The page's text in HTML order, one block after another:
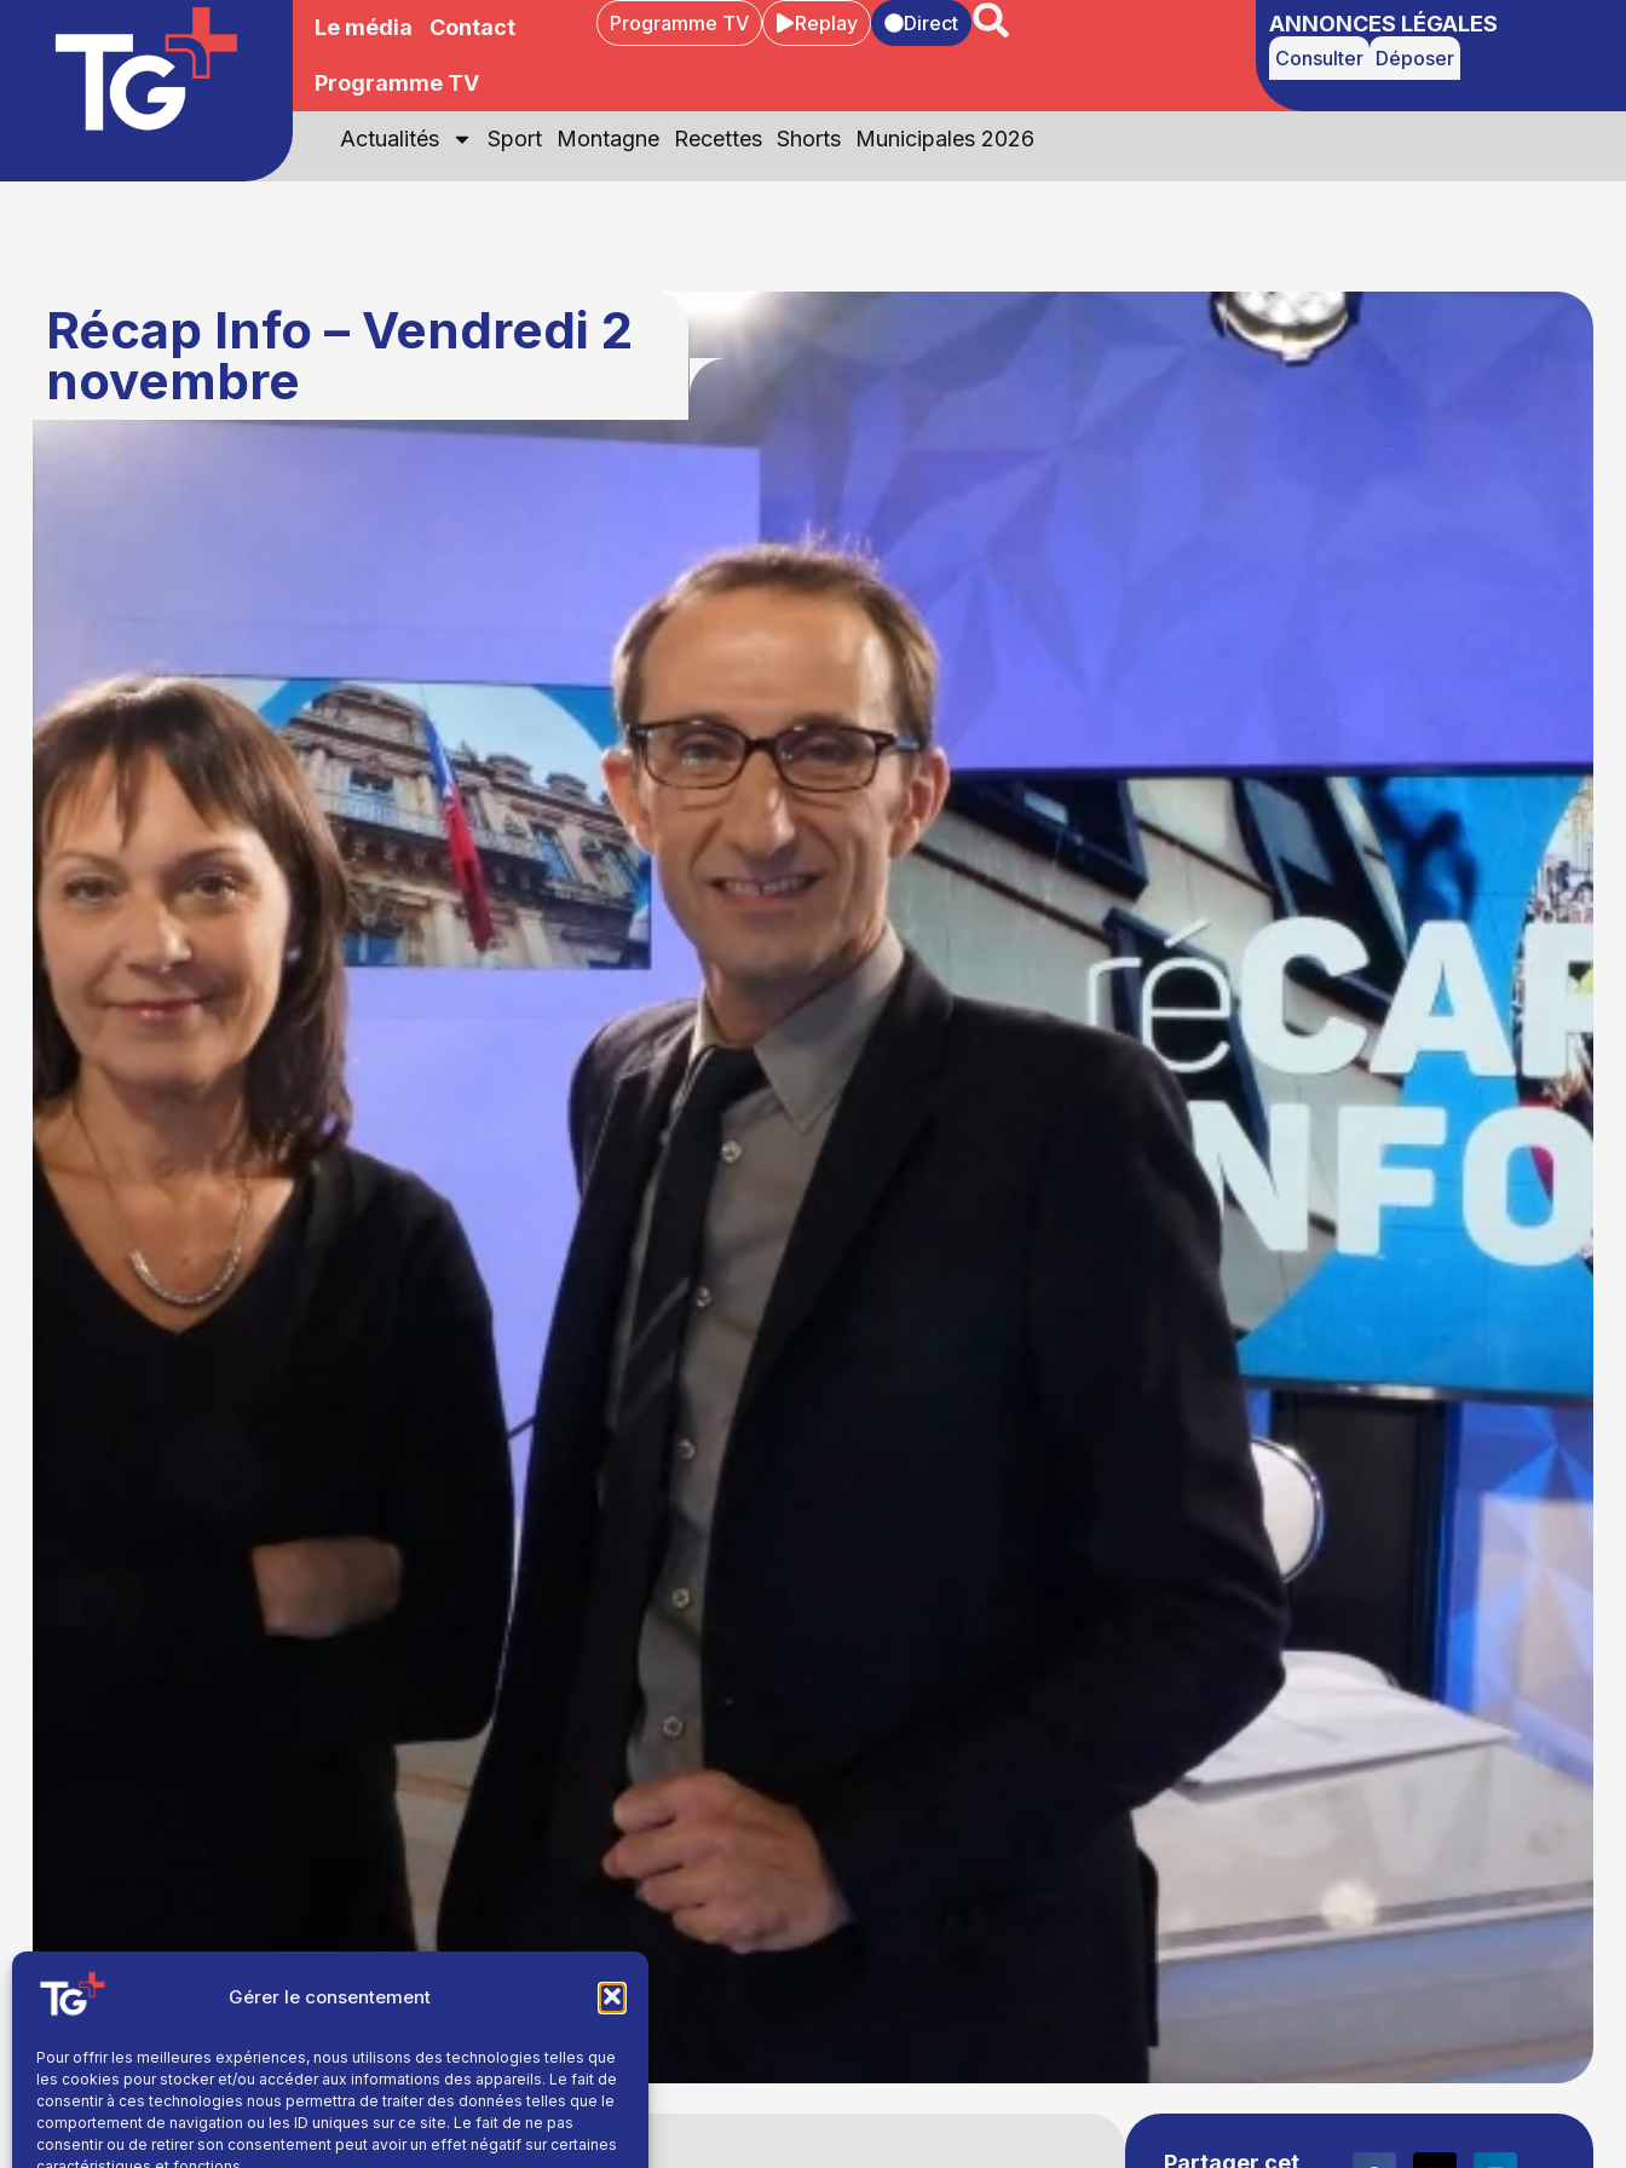
Gérer le consentement
Pour offrir les meilleures expériences, nous utilisons des technologies telles que
les cookies pour stocker et/ou accéder aux informations des appareils. Le fait de
consentir à ces technologies nous permettra de traiter des données telles que le
comportement de navigation ou les ID uniques sur ce site. Le fait de ne pas
consentir ou de retirer son consentement peut avoir un effet négatif sur certaines
Le média Contact
Programme TV
Programme TV Replay Direct ANNONCES LÉGALES
Consulter Déposer
Actualités Sport Montagne Recettes Shorts Municipales 2026
Récap Info – Vendredi 2
novembre